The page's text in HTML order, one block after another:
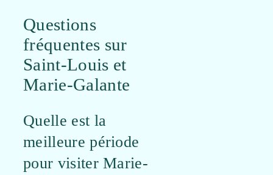
Questions
fréquentes sur
Saint-Louis et
Marie-Galante
Quelle est la
meilleure période
pour visiter Marie-